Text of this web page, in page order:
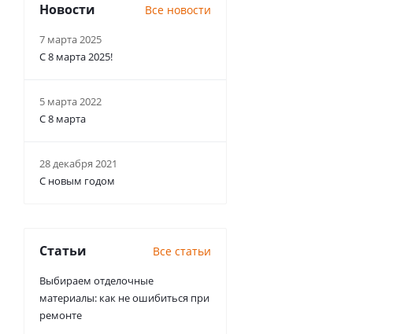
Новости Все новости
7 марта 2025
С 8 марта 2025!
5 марта 2022
С 8 марта
28 декабря 2021
С новым годом
Статьи Все статьи
Выбираем отделочные
материалы: как не ошибиться при
ремонте